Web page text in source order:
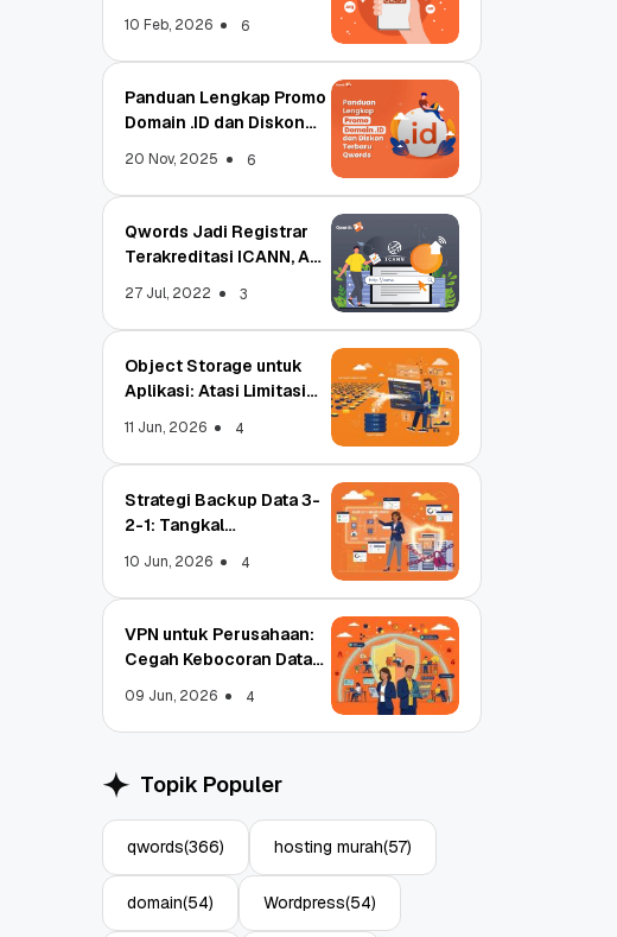
Object Storage untuk
Aplikasi: Atasi Limitasi
4
10 Feb, 2026 6
Panduan Lengkap Promo
Domain .ID dan Diskon
20 Nov, 2025 6
Qwords Jadi Registrar
Terakreditasi ICANN, Apa
27 Jul, 2022 3
Object Storage untuk
Aplikasi: Atasi Limitasi
11 Jun, 2026 4
Strategi Backup Data 3-
2-1: Tangkal
10 Jun, 2026 4
VPN untuk Perusahaan:
Cegah Kebocoran Data
09 Jun, 2026 4
Topik Populer
qwords(366) hosting murah(57)
domain(54) Wordpress(54)